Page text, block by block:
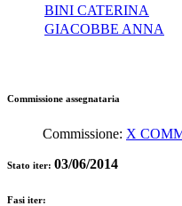
BINI CATERINA
GIACOBBE ANNA
Commissione assegnataria
Commissione: X
Stato iter: 03/06/2014
Fasi iter: